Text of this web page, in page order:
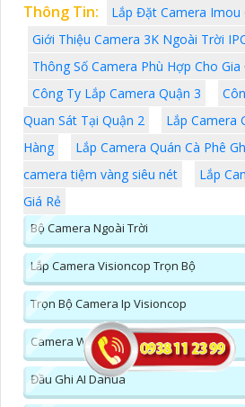
Thông Tin:
Lắp Đặt Camera Imou
Giới Thiệu Camera 3K Ngoài Trời
Thông Số Camera Phù Hợp Cho
Công Ty Lắp Camera Quận 3
Quan Sát Tại Quận 2
Lắp Camera
Hàng
Lắp Camera Quán Cà Phê
camera tiệm vàng siêu nét
Lắp
Giá Rẻ
Bộ Camera Ngoài Trời
Lắp Camera Visioncop Trọn Bộ
Trọn Bộ Camera Ip Visioncop
Camera Wifi Dahua Có Màu Ban Đêm
Đầu Ghi AI Dahua